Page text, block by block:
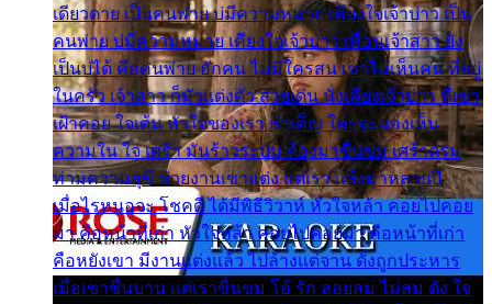
เดียวดาย เป็นคนพ่าย บ่มีความหมาย เคียงใจเจ้าบ่าว เป็น
คนพ่าย บ่มีความหมาย เคียงใจเจ้าบ่าว เพื่อนเจ้าสาว ยัง
เป็นบ่ได้ คือคนพ่าย ฮักคน ไม่มีใครสน เขาไม่เห็นคน ที่อยู่
ในครัว เจ้าสาว ก็มัวแต่งตัว สวยเด่น นั่งเคียงเจ้าบ่าว ที่เขา
เฝ้าคอย ใจเต้น หัวใจของเรา ลำเค็ญ ใครจะมองเห็น
ความใน ใจ เศร้า มันร้าวระบม ต้องมาขื่นขม เศร้าตรม
ท่ามความสุขี ช่วยงานเขาแต่ง แต่เรา แล้งมาหลายปี
เมื่อไรหนอจะ โชคดี ได้มีพิธีวิวาห์ หัวใจหล้า คอยไปคอย
มา คือหน้าที่เก่า หัวใจหล้า คอยไปคอยมา คือหน้าที่เก่า
คือหยังเขา มีงานแต่งแล้ว ไปล้างแต่จาน ดั่งถูกประหาร
เมื่อเขาชื่นบาน แต่เราขื่นขม โอ้ รัก ลอยลม ไม่สม ดัง ใจ